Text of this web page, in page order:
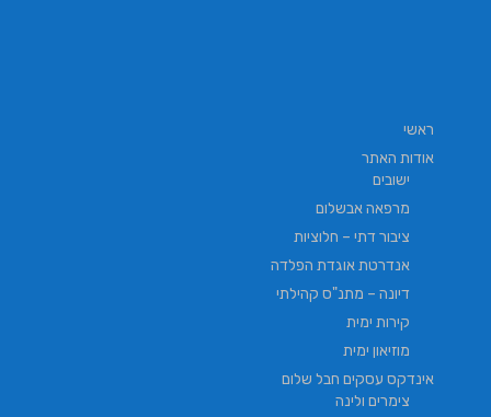
ראשי
אודות האתר
ישובים
מרפאה אבשלום
ציבור דתי – חלוציות
אנדרטת אוגדת הפלדה
דיונה – מתנ"ס קהילתי
קירות ימית
מוזיאון ימית
אינדקס עסקים חבל שלום
צימרים ולינה